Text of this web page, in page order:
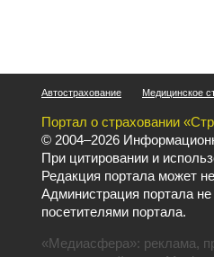
Автострахование Медицинское
Портал о страховании
© 2004–2026
При цитировании и
Редакция портала может
Администрация портала
посетителями портала.
«Медиасфера»: реклама,